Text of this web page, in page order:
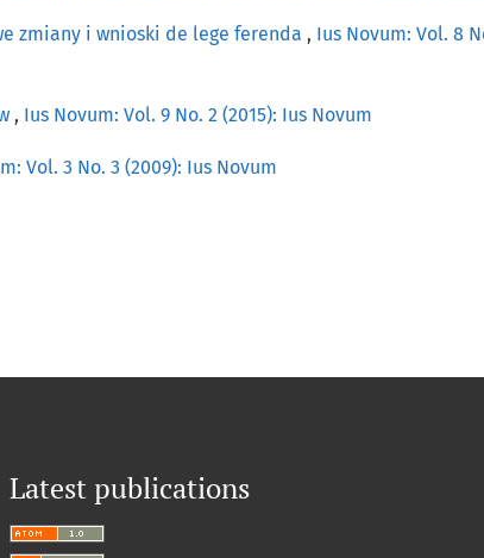
zmiany i wnioski de lege ferenda , Ius Novum: Vol. 8
, Ius Novum: Vol. 9 No. 2 (2015): Ius Novum
Vol. 3 No. 3 (2009): Ius Novum
Latest publications